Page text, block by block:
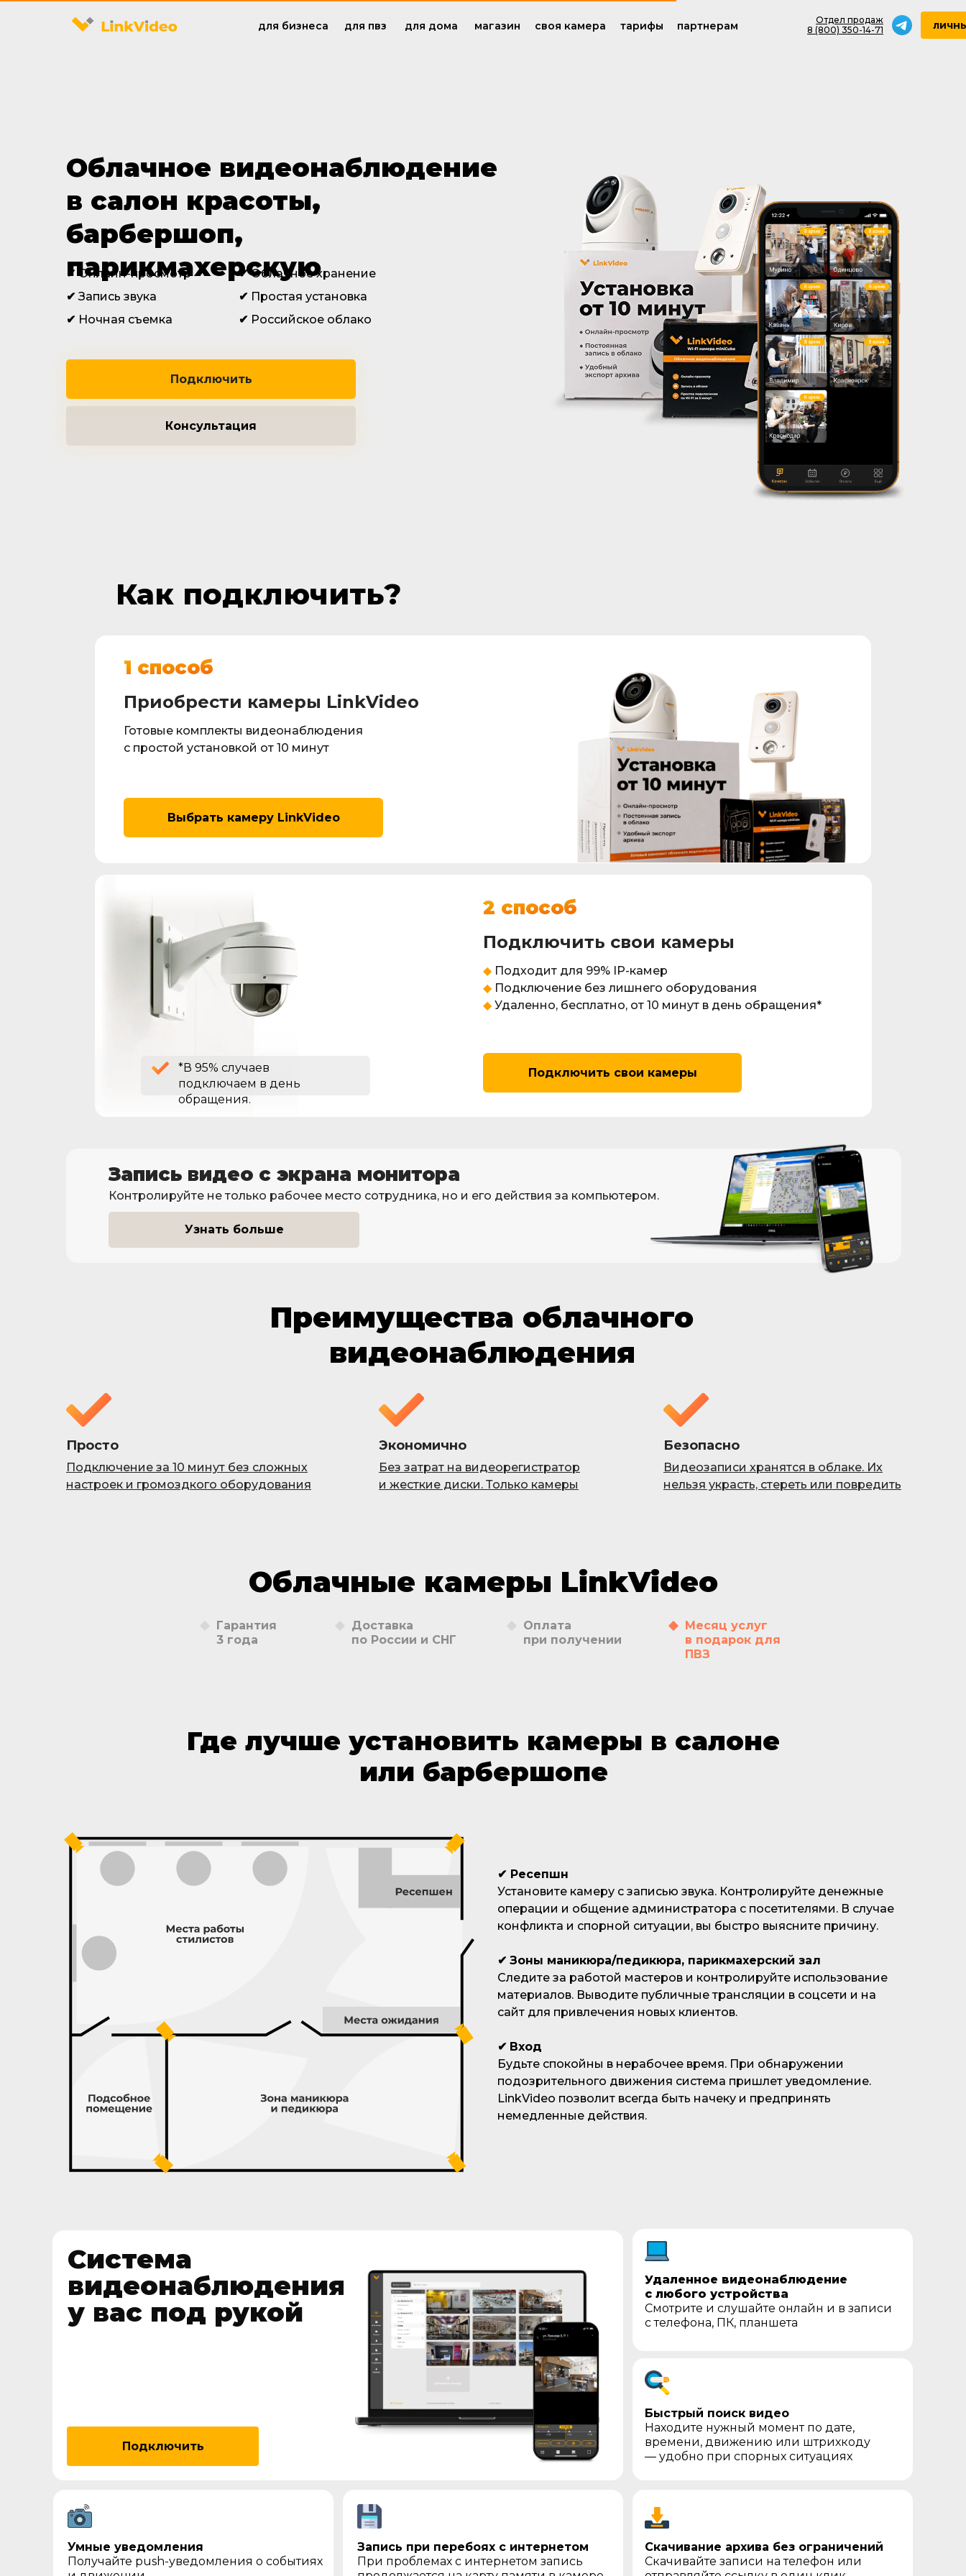
Отдел продаж
8 (800) 350-14-71
для бизнеса своя камера тарифы
магазин
для дома партнерам
для пвз
✔Онлайн-просмотр
✔ Запись звука
✔ Ночная съемка
✔Облачное хранение
✔ Простая установка
✔ Российское облако
Облачное видеонаблюдение
в салон красоты,
барбершоп,
парикмахерскую
Консультация
Подключить
Подключить свои камеры
◆ Подходит для 99% IP-камер
◆ Подключение без лишнего оборудования
◆ Удаленно, бесплатно, от 10 минут в день обращения*
Готовые комплекты видеонаблюдения
с простой установкой от 10 минут
Приобрести камеры LinkVideo
Как подключить?
Выбрать камеру LinkVideo
Подключить свои камеры
*В 95% случаев
подключаем в день
обращения.
1 способ
2 способ
Запись видео с экрана монитора
Контролируйте не только рабочее место сотрудника, но и его действия за компьютером.
Узнать больше
Преимущества облачного
видеонаблюдения
Подключение за 10 минут без сложных
настроек и громоздкого оборудования
Просто
Без затрат на видеорегистратор
и жесткие диски. Только камеры
Экономично
Видеозаписи хранятся в облаке. Их
нельзя украсть, стереть или повредить
Безопасно
Облачные камеры LinkVideo
Гарантия
3 года
Доставка
по России и СНГ
Оплата
при получении
Месяц услуг
в подарок для
ПВЗ
Где лучше установить камеры в салоне
или барбершопе
✔ Ресепшн
Установите камеру с записью звука. Контролируйте денежные
операции и общение администратора с посетителями. В случае
конфликта и спорной ситуации, вы быстро выясните причину.
✔ Зоны маникюра/педикюра, парикмахерский зал
Следите за работой мастеров и контролируйте использование
материалов. Выводите публичные трансляции в соцсети и на
сайт для привлечения новых клиентов.
✔ Вход
Будьте спокойны в нерабочее время. При обнаружении
подозрительного движения система пришлет уведомление.
LinkVideo позволит всегда быть начеку и предпринять
немедленные действия.
Удаленное видеонаблюдение
с любого устройства
Смотрите и слушайте онлайн и в записи
с телефона, ПК, планшета
Запись при перебоях с интернетом
При проблемах с интернетом запись
Умные уведомления
Получайте push-уведомления о событиях
Скачивание архива без ограничений
Скачивайте записи на телефон или
Быстрый поиск видео
Находите нужный момент по дате,
времени, движению или штрихкоду
— удобно при спорных ситуациях
Подключить
Система
видеонаблюдения
у вас под рукой